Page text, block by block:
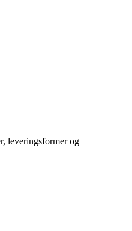
leveringsformer og